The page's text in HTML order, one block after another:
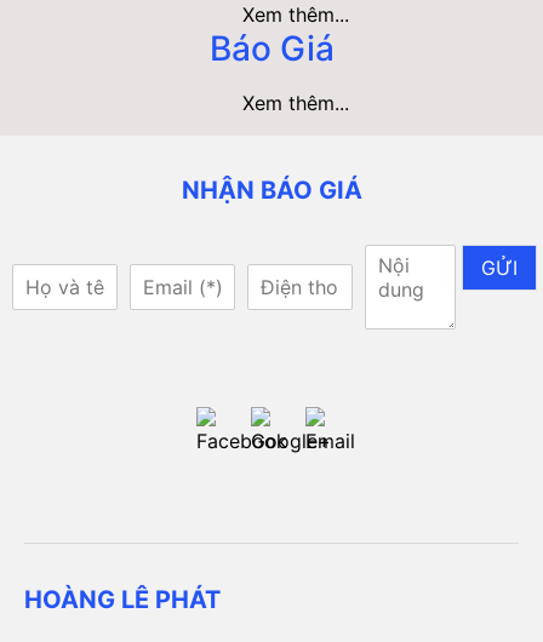
Xem thêm...
Báo Giá
Xem thêm...
NHẬN BÁO GIÁ
GỬI
HOÀNG LÊ PHÁT